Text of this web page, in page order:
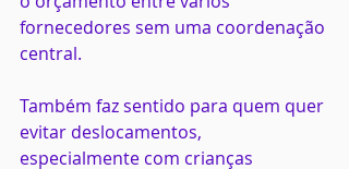
fornecedores sem uma coordenação
central.
Também faz sentido para quem quer
evitar deslocamentos,
especialmente com crianças